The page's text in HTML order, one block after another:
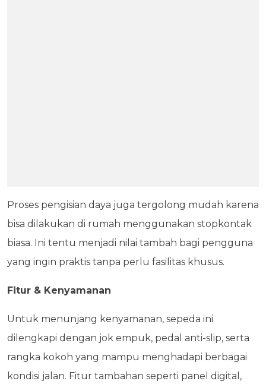
Proses pengisian daya juga tergolong mudah karena
bisa dilakukan di rumah menggunakan stopkontak
biasa. Ini tentu menjadi nilai tambah bagi pengguna
yang ingin praktis tanpa perlu fasilitas khusus.
Fitur & Kenyamanan
Untuk menunjang kenyamanan, sepeda ini
dilengkapi dengan jok empuk, pedal anti-slip, serta
rangka kokoh yang mampu menghadapi berbagai
kondisi jalan. Fitur tambahan seperti panel digital,